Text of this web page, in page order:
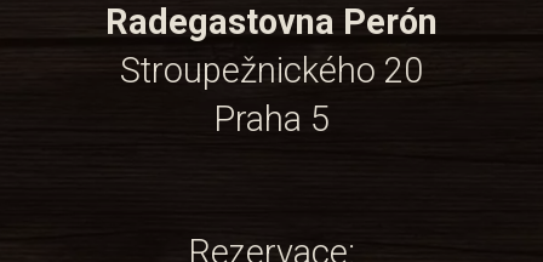
Radegastovna Perón
Stroupežnického 20
Praha 5
Rezervace: